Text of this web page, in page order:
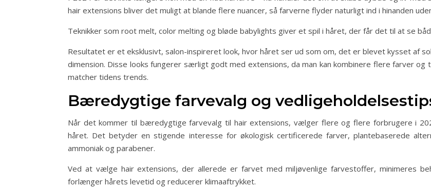
hair extensions bliver det muligt at blande flere nuancer, så farverne flyder naturligt ind i hinanden
Teknikker som root melt, color melting og bløde babylights giver et spil i håret, der får det til at se
Resultatet er et eksklusivt, salon-inspireret look, hvor håret ser ud som om, det er blevet kysset af
dimension. Disse looks fungerer særligt godt med extensions, da man kan kombinere flere farver
matcher tidens trends.
Bæredygtige farvevalg og
Når det kommer til bæredygtige farvevalg til hair extensions, vælger flere og flere forbrugere i
håret. Det betyder en stigende interesse for økologisk certificerede farver, plantebaserede
ammoniak og parabener.
Ved at vælge hair extensions, der allerede er farvet med miljøvenlige farvestoffer, minimeres
forlænger hårets levetid og reducerer klimaaftrykket.